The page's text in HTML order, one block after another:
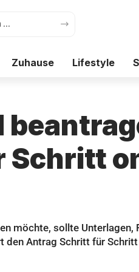
Zuhause Lifestyle
möchte, sollte
den Antrag Schritt für